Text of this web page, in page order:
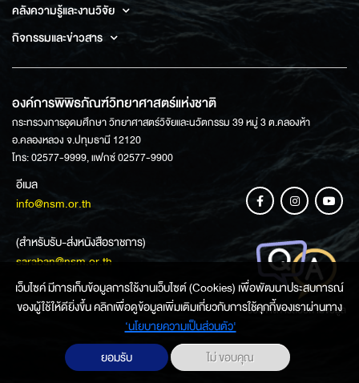
คลังความรู้และงานวิจัย
กิจกรรมและข่าวสาร
องค์การพิพิธภัณฑ์วิทยาศาสตร์แห่งชาติ
กระทรวงการอุดมศึกษา วิทยาศาสตร์วิจัยและนวัตกรรม 39 หมู่ 3 ต.คลองห้า
อ.คลองหลวง จ.ปทุมธานี 12120
โทร: 02577-9999, แฟกซ์ 02577-9900
อีเมล
info@nsm.or.th
(สำหรับรับ-ส่งหนังสือราชการ)
saraban@nsm.or.th
ช่องทางการสอบถามข้อมูล
เว็บไซค์ มีการเก็บข้อมูลการใช้งานเว็บไซต์ (Cookies) เพื่อพัฒนาประสบการณ์
ของผู้ใช้ให้ดียิ่งขึ้น คลิกเพื่อดูข้อมูลเพิ่มเติมเกี่ยวกับการใช้คุกกี้ของเราผ่านทาง
‘นโยบายความเป็นส่วนตัว'
ยอมรับ
ไม่ ขอบคุณ